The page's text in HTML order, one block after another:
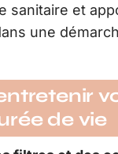
sanitaire et
une
de vie